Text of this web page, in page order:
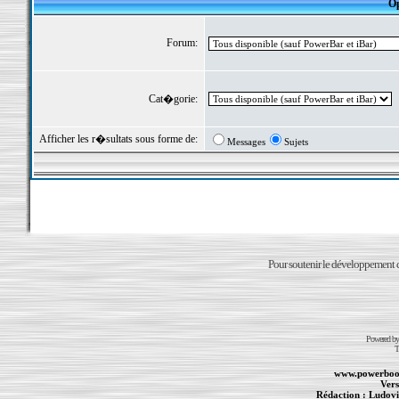
Forum:
Cat�gorie:
Afficher les r�sultats sous forme de: Messages Sujets
Pour soutenir le développement
Powered
Rédaction :